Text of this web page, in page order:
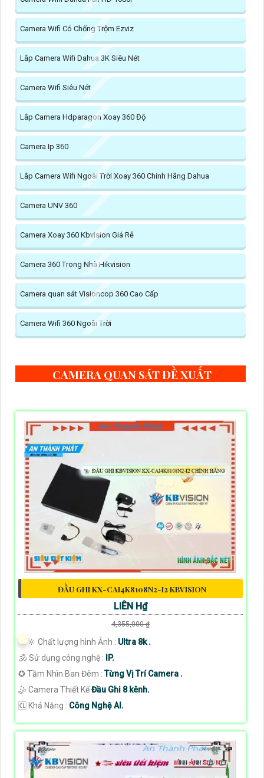
Camera Wifi Có Chống Trộm Ezviz
Lắp Camera Wifi Dahua 3K Siêu Nét
Camera Wifi Siêu Nét
Lắp Camera Hdparagon Xoay 360 Độ
Camera Ip 360
Lắp Camera Wifi Ngoài Trời Xoay 360 Chính Hãng Dahua
Camera UNV 360
Camera Xoay 360 Kbvision Giá Rẻ
Camera 360 Trong Nhà Hikvision
Camera quan sát Visioncop 360 Cao Cấp
Camera Wifi 360 Ngoài Trời
CAMERA QUAN SÁT ĐỀ XUẤT
ĐẦU GHI KX-CAI4K8108N2-I2 KBVISION
LIÊN H₫
4,355,000 ₫
🔆 Chất lượng hình Ảnh : Ultra 8k .
🕉️ Sử dụng công nghệ : IP.
✪ Tầm Nhìn Ban Đêm :Từng Vị Trí Camera .
🤹 Camera Thiết KếĐầu Ghi 8 kênh.
️🆑 Khả Năng : Công Nghệ AI.